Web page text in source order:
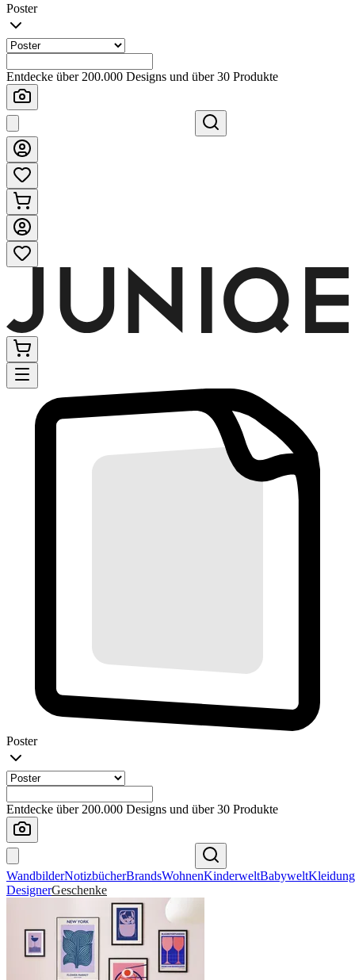
Poster
Entdecke über 200.000 Designs und über 30 Produkte
Poster
Entdecke über 200.000 Designs und über 30 Produkte
WandbilderNotizbücherBrandsWohnenKinderweltBabyweltKleidung
DesignerGeschenke